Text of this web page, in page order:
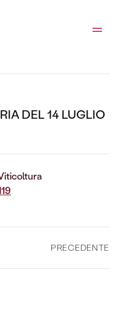
DEL 14 LUGLIO
PRECEDENTE